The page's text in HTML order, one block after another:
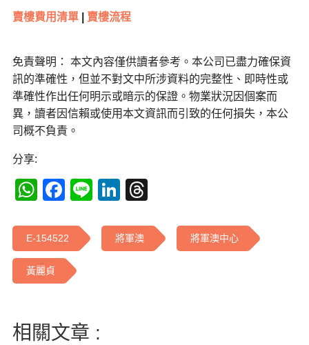
賣樓費用清單| 賣樓流程
免責聲明： 本文內容僅供讀者參考。本公司已盡力確保資
訊的準確性，但並不對文中所涉資料的完整性、即時性或
準確性作出任何明示或暗示的保證。物業狀況因個案而
異，讀者因信賴或使用本文資訊而引致的任何損失，本公
司概不負責。
分享:
WhatsApp
Facebook
LineLinkedIn
E-154522 將軍澳 將軍澳中心
黃麗貞
相關文章 :